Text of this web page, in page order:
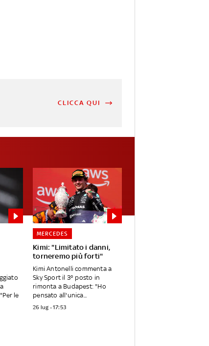
CLICCA QUI
le
Kimi: "Limitato i danni,
torneremo più forti"
MERCEDES
Kimi Antonelli commenta a
Sky Sport il 3° posto in
rimonta a Budapest: "Ho
pensato all'unica...
26 lug - 17:53